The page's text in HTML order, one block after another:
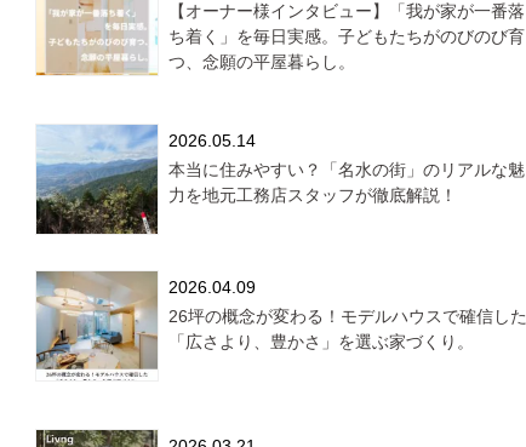
【オーナー様インタビュー】「我が家が一番落
ち着く」を毎日実感。子どもたちがのびのび育
つ、念願の平屋暮らし。
2026.05.14
本当に住みやすい？「名水の街」のリアルな魅
力を地元工務店スタッフが徹底解説！
2026.04.09
26坪の概念が変わる！モデルハウスで確信した
「広さより、豊かさ」を選ぶ家づくり。